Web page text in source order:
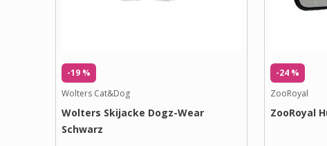
-19 %
Wolters Cat&Dog
Wolters Skijacke Dogz-Wear
Schwarz
-24 %
ZooRoyal
ZooRoyal